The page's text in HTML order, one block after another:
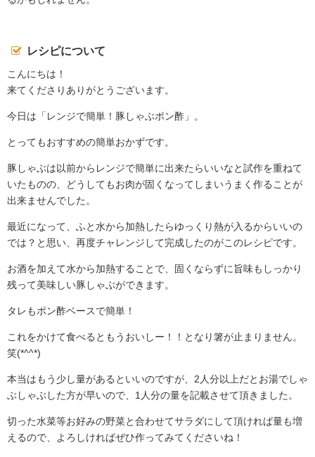
レシピについて
こんにちは！
来てくださりありがとうございます。
今日は「レンジで簡単！豚しゃぶポン酢」。
とってもおすすめの簡単おかずです。
豚しゃぶは以前からレンジで簡単に出来たらいいなと試作を重ねて
いたものの、どうしてもお肉が固くなってしまいうまく作ることが
出来ませんでした。
最近になって、ふと水から加熱したらゆっくり熱が入るからいいの
では？と思い、再度チャレンジして完成したのがこのレシピです。
お酒を加えて水から加熱することで、固くならずに旨味もしっかり
残って美味しい豚しゃぶができます。
タレもポン酢ベースで簡単！
これをかけて食べるともうおいしー！！となり箸が止まりません。
笑(*^^*)
本当はもう少し量があるといいのですが、2人分以上だとお湯でしゃ
ぶしゃぶした方が早いので、1人分の量を記載させて頂きました。
切った水菜等お好みの野菜と合わせてサラダにして頂ければ量も増
えるので、よろしければぜひ作ってみてくださいね！